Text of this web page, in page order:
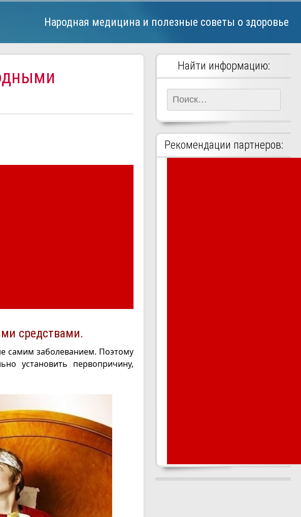
Народная медицина и полезные советы о здоровье
средствами.
самим заболеванием. Поэтому
установить первопричину,
Найти информацию:
Рекомендации партнеров: